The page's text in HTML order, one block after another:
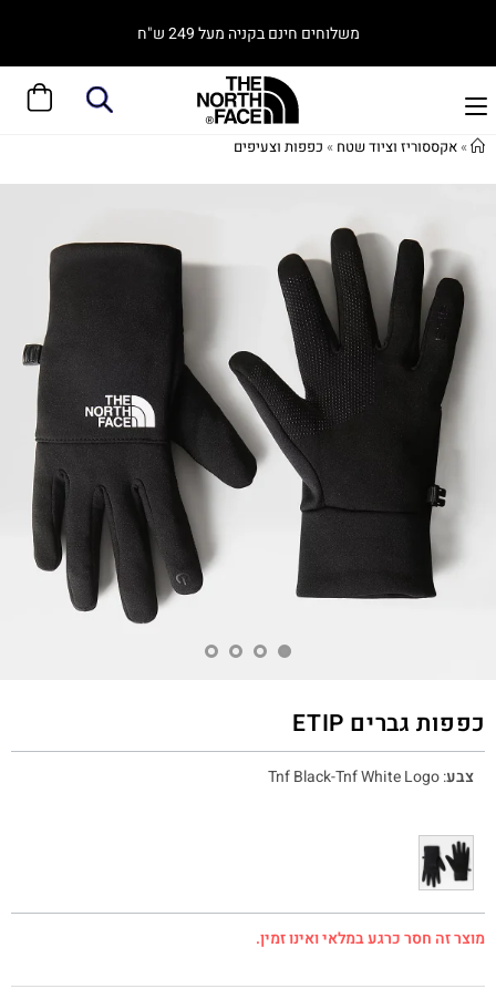
משלוחים חינם בקניה מעל 249 ש"ח
»אקססוריז וציוד שטח » כפפות וצעיפים
כפפות גברים ETIP
צבע:
Tnf Black-Tnf White Logo
מוצר זה חסר כרגע במלאי ואינו זמין.